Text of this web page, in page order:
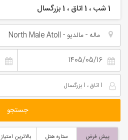
1 شب ، 1 اتاق ، 1 بزرگسال
ماله - مالدیو - North Male Atoll
جستجو
پیش فرض ستاره هتل بالاترین امتیاز